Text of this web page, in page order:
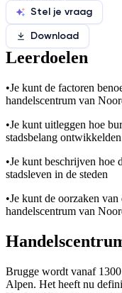
Stel je vraag
Download
Leerdoelen
•Je kunt de factoren
handelscentrum van
•Je kunt uitleggen hoe
stadsbelang
•Je kunt beschrijven hoe
stadsleven in de steden
•Je kunt de oorzaken
handelscentrum van
Brugge wordt vanaf
Alpen. Het heeft nu